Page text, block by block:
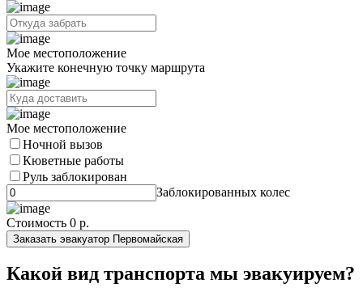
Мое местоположение
Укажите конечную точку маршрута
Мое местоположение
Ночной вызов
Кюветные работы
Руль заблокирован
Заблокированных колес
Стоимость 0 р.
Заказать эвакуатор Первомайская
Какой вид транспорта мы эвакуируем?